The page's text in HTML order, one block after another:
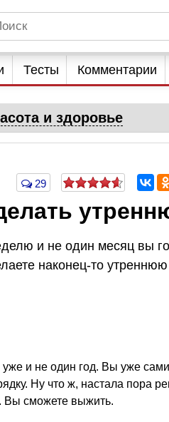
Тесты Комментарии
и здоровье
29
и не один месяц вы
наконец-то утреннюю
и не один год. Вы уже
Ну что ж, настала пора
Вы сможете выжить.